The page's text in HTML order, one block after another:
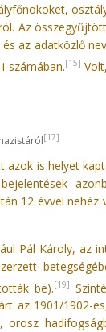
Az
az adatközlő
számában.[15]
[17]
is helyet
12 évvel nehéz
Pál Károly, az
be).[19]
az 1901/1902-